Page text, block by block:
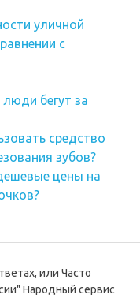
уличной
с
бегут за
средство
зубов?
цены на
или Часто
Народный сервис